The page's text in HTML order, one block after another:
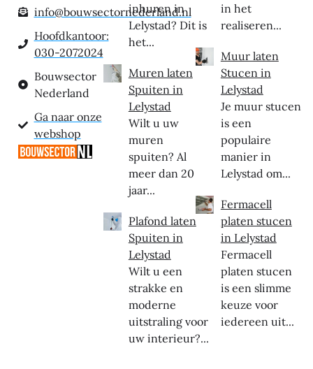
info@bouwsectornederland.nl
Hoofdkantoor:
030-2072024
Bouwsector
Nederland
Ga naar onze
webshop
inhuren in
Lelystad? Dit is
het...
Muren laten
Spuiten in
Lelystad
Wilt u uw
muren
spuiten? Al
meer dan 20
jaar...
Plafond laten
Spuiten in
Lelystad
Wilt u een
strakke en
moderne
uitstraling voor
uw interieur?...
in het
realiseren...
Muur laten
Stucen in
Lelystad
Je muur stucen
is een
populaire
manier in
Lelystad om...
Fermacell
platen stucen
in Lelystad
Fermacell
platen stucen
is een slimme
keuze voor
iedereen uit...